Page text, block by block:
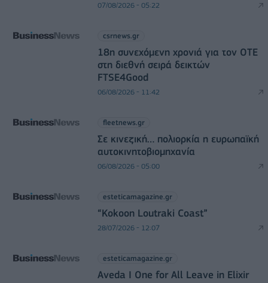
07/08/2026 - 05:22
csrnews.gr
18η συνεχόμενη χρονιά για τον ΟΤΕ
στη διεθνή σειρά δεικτών
FTSE4Good
06/08/2026 - 11:42
fleetnews.gr
Σε κινεζική… πολιορκία η ευρωπαϊκή
αυτοκινητοβιομηχανία
06/08/2026 - 05:00
esteticamagazine.gr
“Kokoon Loutraki Coast”
28/07/2026 - 12:07
esteticamagazine.gr
Aveda I One for All Leave in Elixir